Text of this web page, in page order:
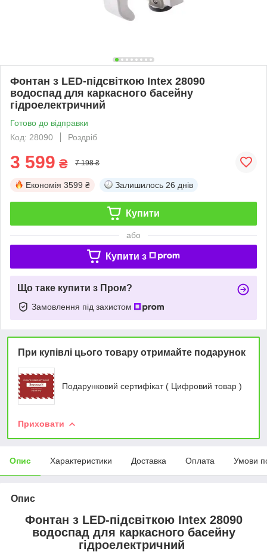
Фонтан з LED-підсвіткою Intex 28090
водоспад для каркасного басейну
гідроелектричний
Готово до відправки
Код: 28090
Роздріб
3 599 ₴ 7 198 ₴
Економія 3599 ₴ Залишилось 26 днів
Купити
або
Купити з
Що таке купити з Пром?
Замовлення під захистом
При купівлі цього товару отримайте подарунок
Подарунковий сертифікат ( Цифровий товар )
Приховати
Опис Характеристики Доставка Оплата Умови
Опис
Фонтан з LED-підсвіткою Intex 28090
водоспад для каркасного басейну
гідроелектричний